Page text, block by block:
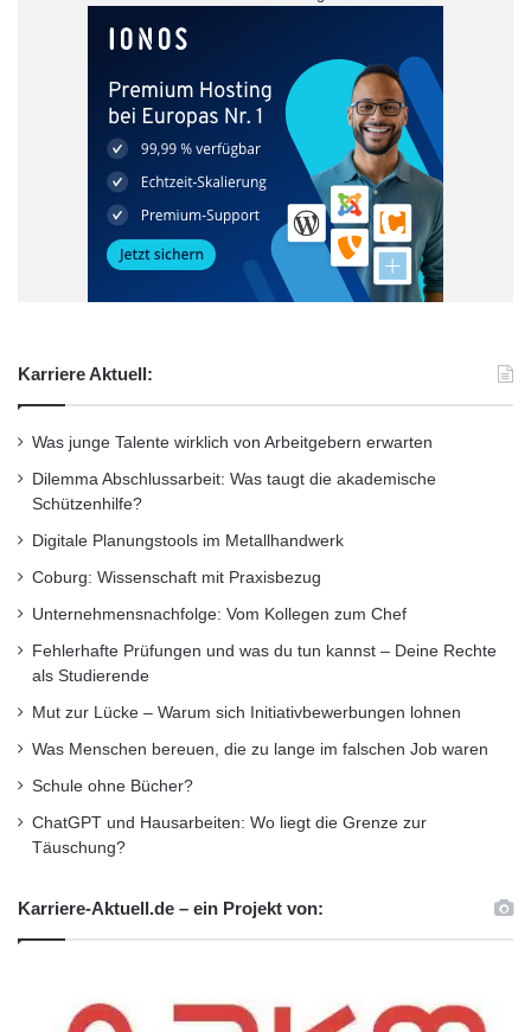
Karriere Aktuell:
Was junge Talente wirklich von Arbeitgebern erwarten
Dilemma Abschlussarbeit: Was taugt die akademische
Schützenhilfe?
Digitale Planungstools im Metallhandwerk
Coburg: Wissenschaft mit Praxisbezug
Unternehmensnachfolge: Vom Kollegen zum Chef
Fehlerhafte Prüfungen und was du tun kannst – Deine Rechte
als Studierende
Mut zur Lücke – Warum sich Initiativbewerbungen lohnen
Was Menschen bereuen, die zu lange im falschen Job waren
Schule ohne Bücher?
ChatGPT und Hausarbeiten: Wo liegt die Grenze zur
Täuschung?
Karriere-Aktuell.de – ein Projekt von: